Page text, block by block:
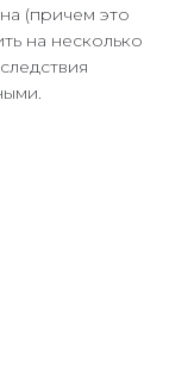
(причем это
на несколько